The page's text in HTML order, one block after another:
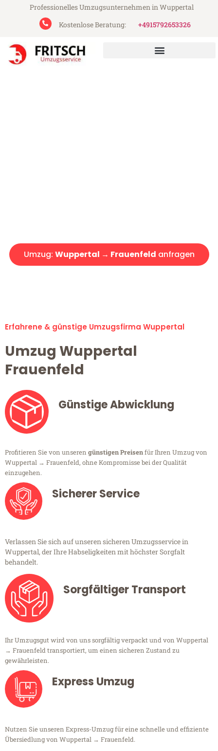
Professionelles Umzugsunternehmen in Wuppertal
Kostenlose Beratung:
+4915792653326
Umzug: Wuppertal → Frauenfeld anfragen
Erfahrene & günstige Umzugsfirma Wuppertal
Umzug Wuppertal
Frauenfeld
Günstige Abwicklung
Profitieren Sie von unseren günstigen Preisenfür Ihren Umzug von
Wuppertal → Frauenfeld, ohne Kompromisse bei der Qualität
einzugehen.
Sicherer Service
Verlassen Sie sich auf unseren sicheren Umzugsservice in
Wuppertal, der Ihre Habseligkeiten mit höchster Sorgfalt
behandelt.
Sorgfältiger Transport
Ihr Umzugsgut wird von uns sorgfältig verpackt und von Wuppertal
→ Frauenfeld transportiert, um einen sicheren Zustand zu
gewährleisten.
Express Umzug
Nutzen Sie unseren Express-Umzug für eine schnelle und effiziente
Übersiedlung von Wuppertal → Frauenfeld.